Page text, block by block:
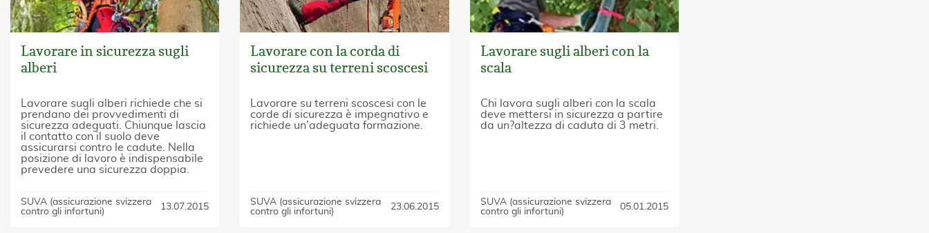
Lavorare in sicurezza sugli
alberi
Lavorare sugli alberi richiede che si
prendano dei provvedimenti di
sicurezza adeguati. Chiunque lascia
il contatto con il suolo deve
assicurarsi contro le cadute. Nella
posizione di lavoro è indispensabile
prevedere una sicurezza doppia.
SUVA (assicurazione svizzera
contro gli infortuni)
13.07.2015
Lavorare con la corda di
sicurezza su terreni scoscesi
Lavorare su terreni scoscesi con le
corde di sicurezza è impegnativo e
richiede un'adeguata formazione.
SUVA (assicurazione svizzera
contro gli infortuni)
23.06.2015
Lavorare sugli alberi con la
scala
Chi lavora sugli alberi con la scala
deve mettersi in sicurezza a partire
da un?altezza di caduta di 3 metri.
SUVA (assicurazione svizzera
contro gli infortuni)
05.01.2015